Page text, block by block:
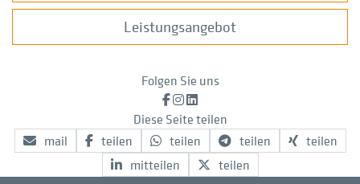
Leistungsangebot
Folgen Sie uns
Facebook
Instagram
LinkedIn
Diese Seite teilen
mail
teilen teilen teilen
teilen
mitteilen
teilen